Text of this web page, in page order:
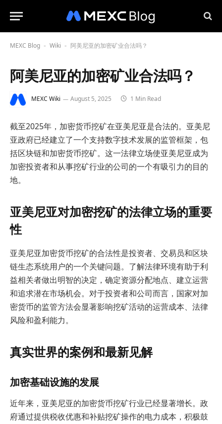
MEXC Blog - Wiki - 阿美尼亚的加密矿业合法吗？
阿美尼亚的加密矿业合法吗？
MEXC Wiki August 5, 2025 1 Min Read
截至2025年，加密货币挖矿在亚美尼亚是合法的。亚美尼
亚政府已经建立了一个支持数字技术发展的监管框架，包
括区块链和加密货币挖矿。这一法律立场使亚美尼亚成为
加密投资者和从事挖矿行业的公司的一个有吸引力的目的
地。
亚美尼亚对加密挖矿的法律立场的重要
性
亚美尼亚加密货币挖矿的合法性是投资者、交易员和区块
链生态系统用户的一个关键问题。了解法律环境有助于利
益相关者做出明智的决定，确定资源分配地点、建立运营
和追求潜在市场机会。对于投资者和公司而言，国家对加
密货币的监管方法会显著影响挖矿活动的运营成本、法律
风险和盈利能力。
真实世界的案例和最新见解
加密基础设施的发展
近年来，亚美尼亚的加密货币挖矿行业已经显著增长。政
府通过提供税收优惠和补贴挖矿操作的电力成本，积极鼓